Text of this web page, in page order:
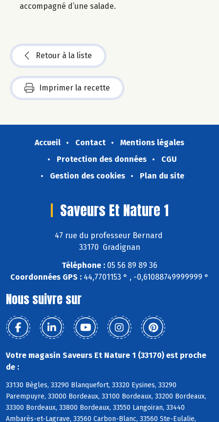
accompagné d’une salade.
Retour à la liste
Imprimer la recette
Accueil Contact
Mentions légales
Protection des données
CGU
Gestion des cookies
Plan du site
Saveurs Et Nature 1
47 rue du professeur Bernard
33170 Gradignan
Téléphone : 05 56 89 89 36
Coordonnées GPS : 44,7701153 ° , -0,61088749999999 °
Nous suivre sur
Votre magasin Saveurs Et Nature 1 (33170) est proche
de :
33130 Bègles, 33290 Blanquefort, 33320 Eysines, 33290
Parempuyre, 33000 Bordeaux, 33100 Bordeaux, 33200 Bordeaux,
33300 Bordeaux, 33800 Bordeaux, 33550 Langoiran, 33440
Ambarès-et-Lagrave, 33560 Carbon-Blanc, 33560 Ste-Eulalie,